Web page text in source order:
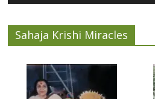
Sahaja Krishi Miracles